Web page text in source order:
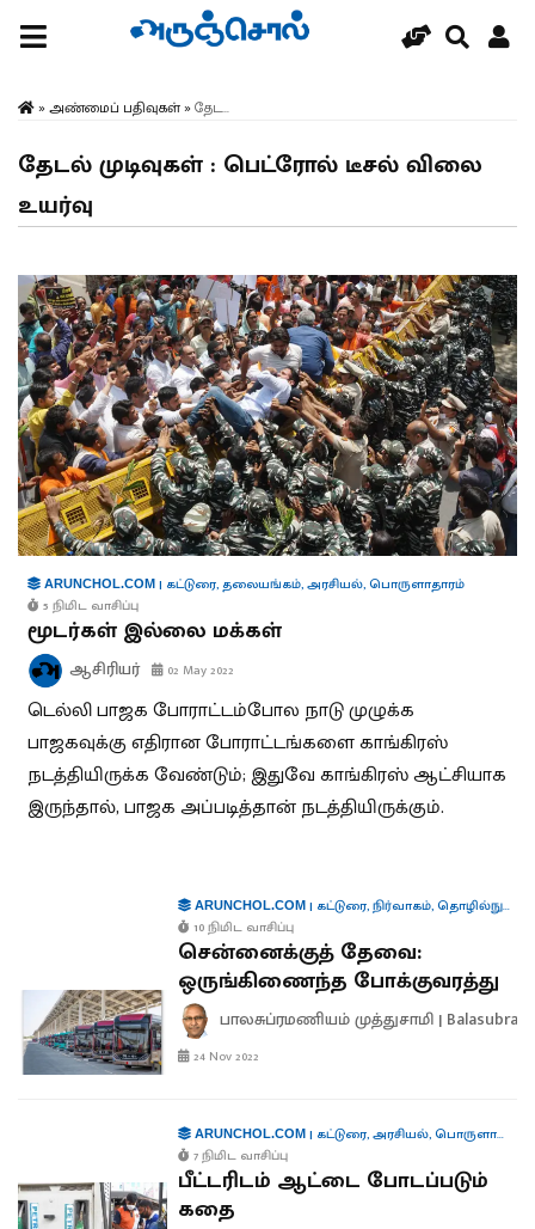
» அண்மைப் பதிவுகள்» தேட...
தேடல் முடிவுகள் : பெட்ரோல் டீசல் விலை
உயர்வு
ARUNCHOL.COM | கட்டுரை,தலையங்கம்,அரசியல்,பொருளாதாரம்
5 நிமிட வாசிப்பு
மூடர்கள் இல்லை மக்கள்
ஆசிரியர் 02 May 2022
டெல்லி பாஜக போராட்டம்போல நாடு முழுக்க
பாஜகவுக்கு எதிரான போராட்டங்களை காங்கிரஸ்
நடத்தியிருக்க வேண்டும்; இதுவே காங்கிரஸ் ஆட்சியாக
இருந்தால், பாஜக அப்படித்தான் நடத்தியிருக்கும்.
ARUNCHOL.COM| கட்டுரை,நிர்வாகம்,தொழில்நுட்பம்
10 நிமிட வாசிப்பு
சென்னைக்குத் தேவை:
ஒருங்கிணைந்த போக்குவரத்து
பாலசுப்ரமணியம் முத்துசாமி |
24 Nov 2022
ARUNCHOL.COM| கட்டுரை,அரசியல்,பொருளாதாரம்
7 நிமிட வாசிப்பு
பீட்டரிடம் ஆட்டை போடப்படும்
கதை